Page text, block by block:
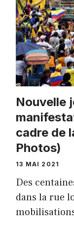
Nouvelle
cadre de
Photos)
13 MAI 2021
Des
dans la rue